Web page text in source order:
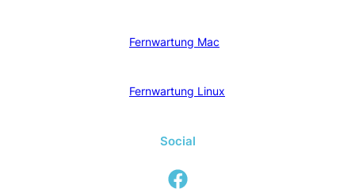
Fernwartung Mac
Fernwartung Linux
Social